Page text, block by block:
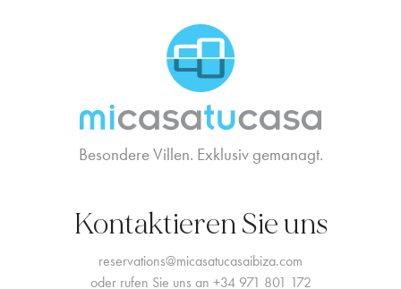
Besondere Villen. Exklusiv gemanagt.
Kontaktieren Sie uns
reservations@micasatucasaibiza.com
oder rufen Sie uns an +34 971 801 172